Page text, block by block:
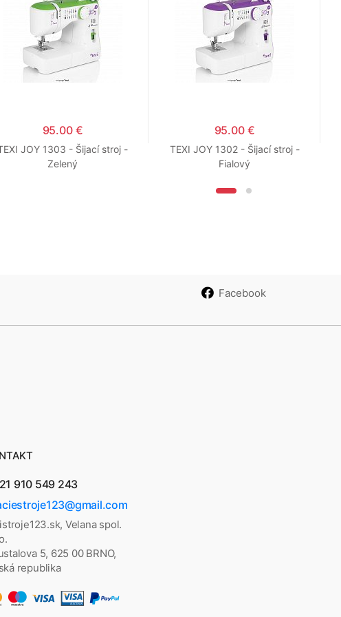
95.00 €
JOY 1303 - Šijací stroj -
Zelený
95.00 €
TEXI JOY 1302 - Šijací stroj -
Fialový
Facebook
910 549 243
Velana spol.
5, 625 00 BRNO,
republika